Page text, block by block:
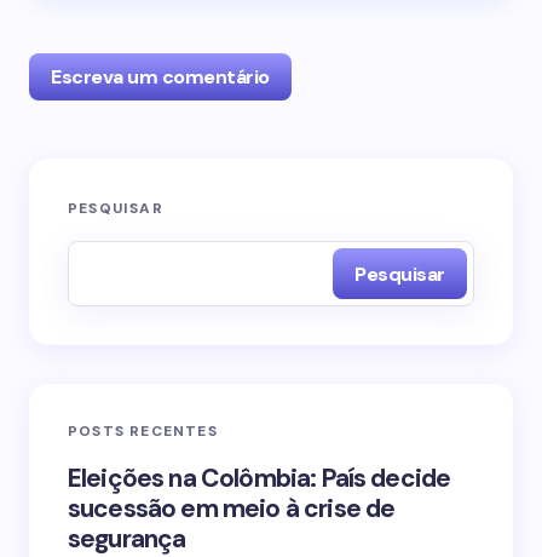
Escreva um comentário
O seu endereço de e-mail não será publicado.
Your Comment *
PESQUISAR
Pesquisar
POSTS RECENTES
Eleições na Colômbia: País decide
sucessão em meio à crise de
segurança